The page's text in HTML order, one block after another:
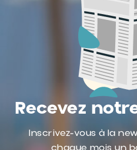
Recevez
Inscrivez-vous à la
chaque mois un